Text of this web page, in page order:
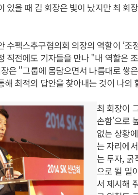
있을 때 김 회장은 빛이 났지만 최 회
수펙스추구협의회 의장의 역할이 ‘조
직전에도 기자들을 만나 "내 역할은
은 "그룹에 몸담으면서 나름대로 쌓
해 최적의 답안을 찾아내는 것이 나의
최 회장이
손함’으로
없는 상황
는 자리에
는 투자, 굵
으로 될 일
서 제시해